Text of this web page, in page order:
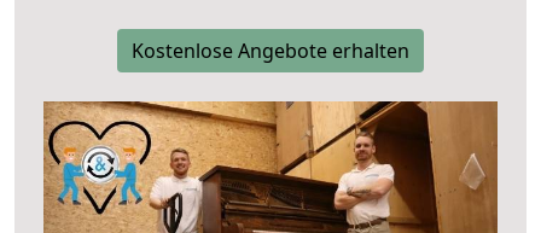
Kostenlose Angebote erhalten